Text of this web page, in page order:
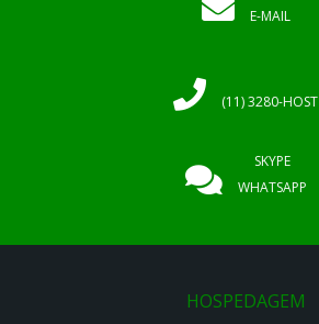
E-MAIL
(11) 3280-HOST
SKYPE
WHATSAPP
HOSPEDAGEM